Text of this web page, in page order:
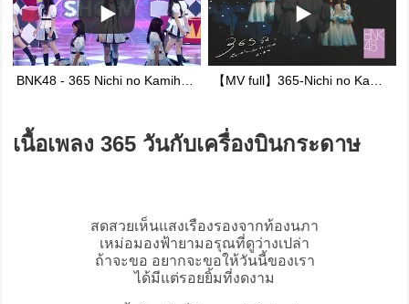
BNK48 - 365 Nichi no Kamihikouki (365วันกับเครื่องบินกระดาษ) @BNK48 show 23 july 2017 【MV full】365-Nichi no Kamihikouki – 365 วันกับเครื่องบินกระดาษ (2024 ver.) / BNK48
เนื้อเพลง 365 วันกับเครื่องบินกระดาษ
สดสวยเห็นแสงเรืองรองจากท้องนภา
เหม่อมองฟ้ายามอรุณที่ดูว่างเปล่า
ถ้าจะขอ อยากจะขอให้วันนี้ของเรา
ได้มีแต่รอยยิ้มที่งดงาม